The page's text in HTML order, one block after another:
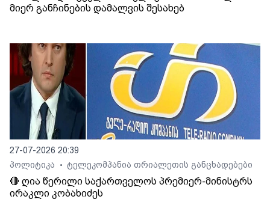
მიერ განჩინების დამალვის შესახებ
27-07-2026 20:39
პოლიტიკა
• ტელეკომპანია თრიალეთის განცხადებები
🔴 ღია წერილი საქართველოს პრემიერ-მინისტრს
ირაკლი კობახიძეს